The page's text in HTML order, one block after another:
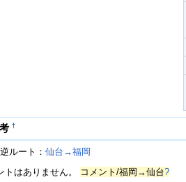
†
逆ルート：仙台→福岡
トはありません。
コメント/福岡→仙台?